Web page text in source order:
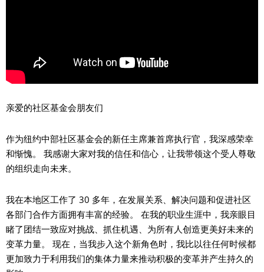
亲爱的社区基金会朋友们
作为纽约中部社区基金会的新任主席兼首席执行官，我深感荣幸
和惭愧。 我感谢大家对我的信任和信心，让我带领这个受人尊敬
的组织走向未来。
我在本地区工作了 30 多年，在发展关系、解决问题和促进社区
各部门合作方面拥有丰富的经验。 在我的职业生涯中，我亲眼目
睹了团结一致应对挑战、抓住机遇、为所有人创造更美好未来的
变革力量。 现在，当我步入这个新角色时，我比以往任何时候都
更加致力于利用我们的集体力量来推动积极的变革并产生持久的